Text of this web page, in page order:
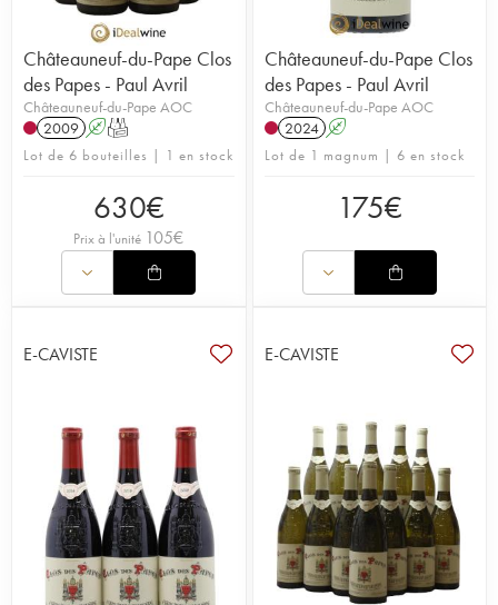
Châteauneuf-du-Pape Clos
des Papes - Paul Avril
Châteauneuf-du-Pape AOC
2009 AT
Lot de 6 bouteilles | 1 en stock
630€
Prix à l'unité 105€
Châteauneuf-du-Pape Clos
des Papes - Paul Avril
Châteauneuf-du-Pape AOC
2024 A
Lot de 1 magnum | 6 en stock
175€
E-CAVISTE E-CAVISTE